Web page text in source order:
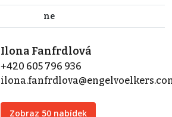
ne
Ilona Fanfrdlová
+420 605 796 936
Zobraz 50 nabídek